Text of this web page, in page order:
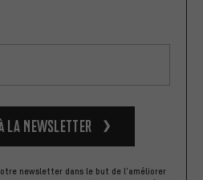
à la newsletter
newsletter dans le but de l'améliorer